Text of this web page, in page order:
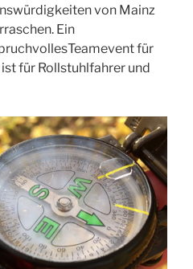
von Mainz
Ein
für
für Rollstuhlfahrer und